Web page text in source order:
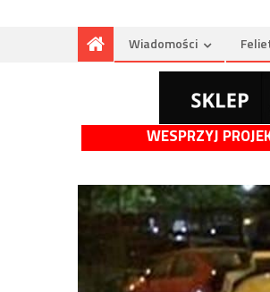
Wiadomości
WESPRZYJ